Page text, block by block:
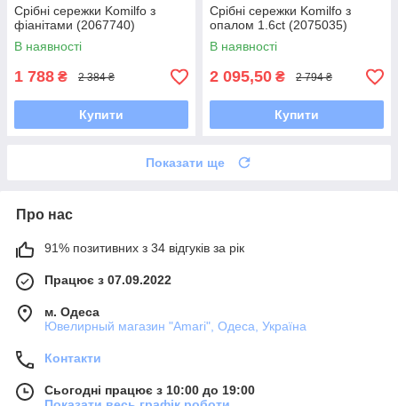
Срібні сережки Komilfo з
фіанітами (2067740)
В наявності
1 788 ₴ 2 384 ₴
Купити
Срібні сережки Komilfo з
опалом 1.6ct (2075035)
В наявності
2 095,50 ₴ 2 794 ₴
Купити
Показати ще
Про нас
91% позитивних з 34 відгуків за рік
Працює з 07.09.2022
м. Одеса
Ювелирный магазин "Amari", Одеса, Україна
Контакти
Сьогодні працює з 10:00 до 19:00